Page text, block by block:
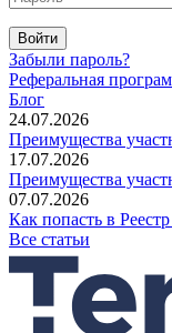
Войти
Забыли пароль?
Реферальная
Блог
24.07.2026
Преимущества
17.07.2026
Преимущества
07.07.2026
Как попасть в
Все статьи